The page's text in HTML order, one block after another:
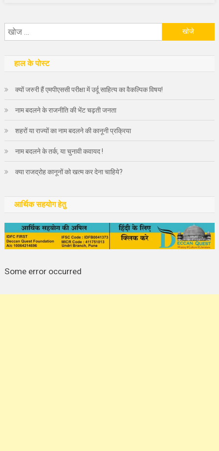
हाल के पोस्ट
क्यों जरुरी हैं एमपीएससी परीक्षा में उर्दू साहित्य का वैकल्पिक विषय!
नाम बदलने के राजनीति की भेंट चढ़ती जनता
शहरों या राज्यों का नाम बदलने की कानूनी प्रक्रिया
नाम बदलने के तर्क, या चुनावी कवायद !
क्या राजद्रोह कानूनों को खत्म कर देना चाहिये?
आर्थिक सहयोग हेतु
Some error occurred